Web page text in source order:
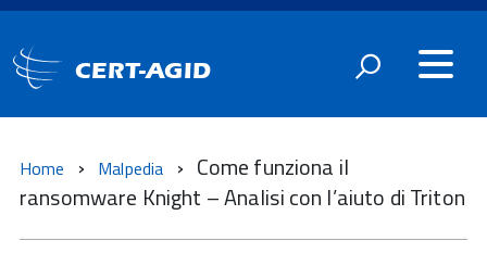
CERT-AGID
Home Malpedia
Come funziona il
ransomware Knight – Analisi con l’aiuto di Triton